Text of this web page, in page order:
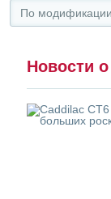
По модификации
Новости